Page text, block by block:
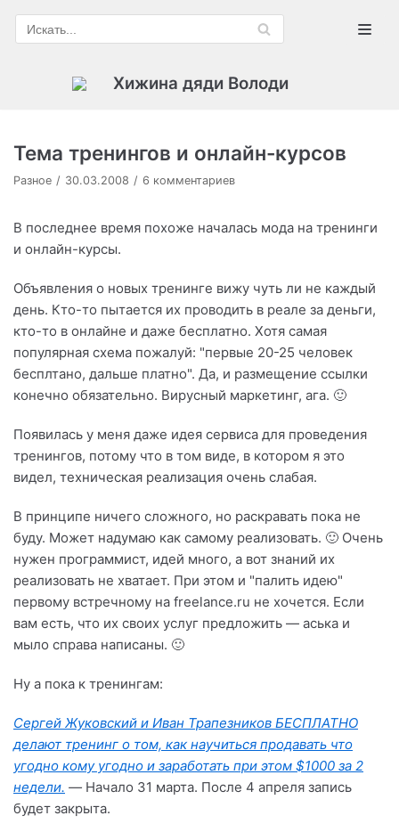
Перейти
к
Хижина дяди Володи
Тема тренингов и онлайн-курсов
Разное 30.03.2008 6 комментариев
В последнее время похоже началась мода на тренинги
и онлайн-курсы.
Объявления о новых тренинге вижу чуть ли не каждый
день. Кто-то пытается их проводить в реале за деньги,
кто-то в онлайне и даже бесплатно. Хотя самая
популярная схема пожалуй: "первые 20-25 человек
бесплтано, дальше платно". Да, и размещение ссылки
конечно обязательно. Вирусный маркетинг, ага. 🙂
Появилась у меня даже идея сервиса для проведения
тренингов, потому что в том виде, в котором я это
видел, техническая реализация очень слабая.
В принципе ничего сложного, но раскравать пока не
буду. Может надумаю как самому реализовать. 🙂 Очень
нужен программист, идей много, а вот знаний их
реализовать не хватает. При этом и "палить идею"
первому встречному на freelance.ru не хочется. Если
вам есть, что их своих услуг предложить — аська и
мыло справа написаны. 🙂
Ну а пока к тренингам:
Сергей Жуковский и Иван Трапезников БЕСПЛАТНО
делают тренинг о том, как научиться продавать что
угодно кому угодно и заработать при этом $1000 за 2
недели. — Начало 31 марта. После 4 апреля запись
будет закрыта.